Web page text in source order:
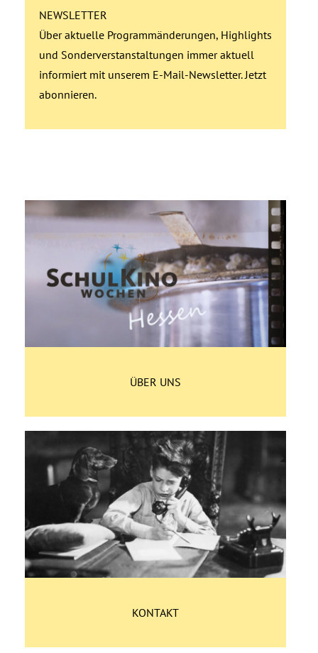
NEWSLETTER
Über aktuelle Programmänderungen, Highlights
und Sonderverstanstaltungen immer aktuell
informiert mit unserem E‑Mail-Newsletter. Jetzt
abonnieren.
ÜBER UNS
KONTAKT